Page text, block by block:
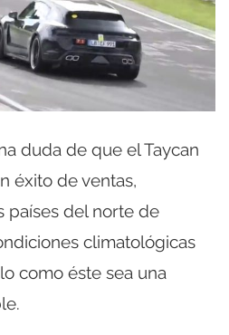
duda de que el Taycan
éxito de ventas,
países del norte de
climatológicas
como éste sea una